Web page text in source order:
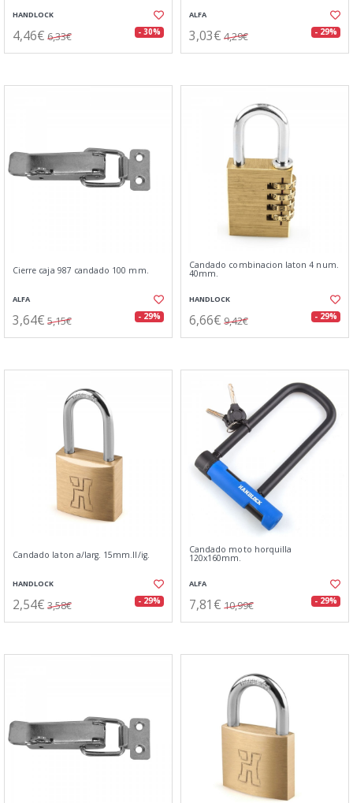
HANDLOCK
4,46€ 6,33€ - 30%
ALFA
3,03€ 4,29€ - 29%
Cierre caja 987 candado 100 mm.
ALFA
3,64€ 5,15€ - 29%
Candado combinacion laton 4 num.
40mm.
HANDLOCK
6,66€ 9,42€ - 29%
Candado laton a/larg. 15mm.ll/ig.
HANDLOCK
2,54€ 3,58€ - 29%
Candado moto horquilla
120x160mm.
ALFA
7,81€ 10,99€ - 29%